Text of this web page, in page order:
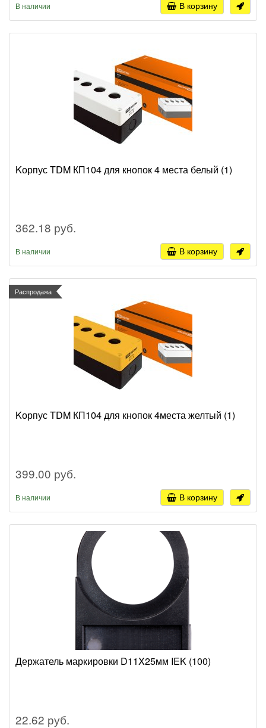
В наличии В корзину
Kорпус TDM КП104 для кнопок 4 места белый (1)
362.18 руб.
В наличии В корзину
Распродажа
Kорпус TDM КП104 для кнопок 4места желтый (1)
399.00 руб.
В наличии В корзину
Держатель маркировки D11X25мм IEK (100)
22.62 руб.